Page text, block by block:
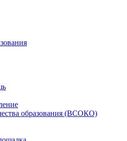
образования (ВСОКО)